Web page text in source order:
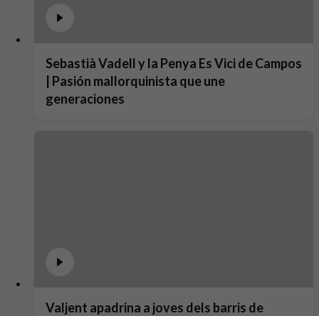
Sebastià Vadell y la Penya Es Vici de Campos
| Pasión mallorquinista que une
generaciones
Valjent apadrina a joves dels barris de